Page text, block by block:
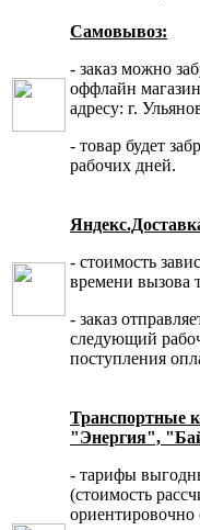
Самовывоз:
- заказ можно
оффлайн
адресу: г.
- товар будет
рабочих дней.
- стоимость
времени вызова
- заказ
следующий
поступления
Транспортные
"Энергия",
- тарифы
(стоимость
ориентировочно